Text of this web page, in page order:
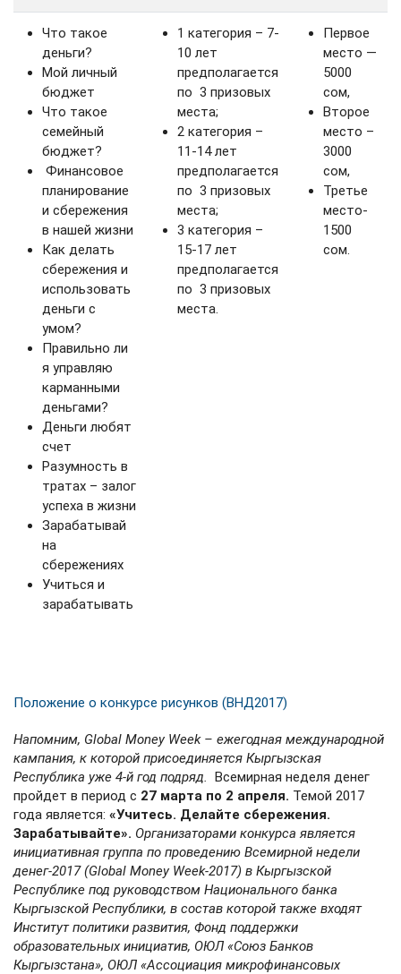
Что такое
деньги?
Мой личный
бюджет
Что такое
семейный
бюджет?
Финансовое
планирование
и сбережения
в нашей жизни
Как делать
сбережения и
использовать
деньги с
умом?
Правильно ли
я управляю
карманными
деньгами?
Деньги любят
счет
Разумность в
тратах – залог
успеха в жизни
Зарабатывай
на
сбережениях
Учиться и
зарабатывать
1 категория – 7-
10 лет
предполагается
по 3 призовых
места;
2 категория –
11-14 лет
предполагается
по 3 призовых
места;
3 категория –
15-17 лет
предполагается
по 3 призовых
места.
Первое
место —
5000
сом,
Второе
место –
3000
сом,
Третье
место-
1500
сом.
Положение о конкурсе рисунков (ВНД2017)
Напомним, Global Money Week– ежегодная международной
кампания, к которой присоединяется Кыргызская
Республика уже 4-й год подряд. Всемирная неделя денег
пройдет в период с 27 марта по 2 апреля. Темой 2017
года является: «Учитесь. Делайте сбережения.
Зарабатывайте». Организаторами конкурса является
инициативная группа по проведению Всемирной недели
денег-2017 (Global Money Week-2017) в Кыргызской
Республике под руководством Национального банка
Кыргызской Республики, в состав которой также входят
Институт политики развития, Фонд поддержки
образовательных инициатив, ОЮЛ «Союз Банков
Кыргызстана», ОЮЛ «Ассоциация микрофинансовых